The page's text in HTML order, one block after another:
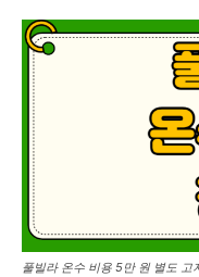
풀빌라 온수 비용 5만 원 별도 고